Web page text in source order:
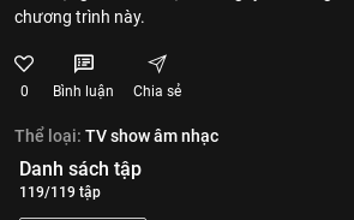
chương trình này.
0 Bình luận Chia sẻ
Thể loại: TV show âm nhạc
Danh sách tập
119/119 tập